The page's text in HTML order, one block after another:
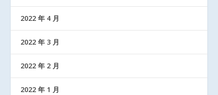
2022 年 4 月
2022 年 3 月
2022 年 2 月
2022 年 1 月